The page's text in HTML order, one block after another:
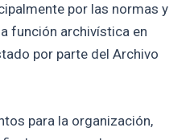
por las normas y
función archivística en
por parte del Archivo
para la organización,